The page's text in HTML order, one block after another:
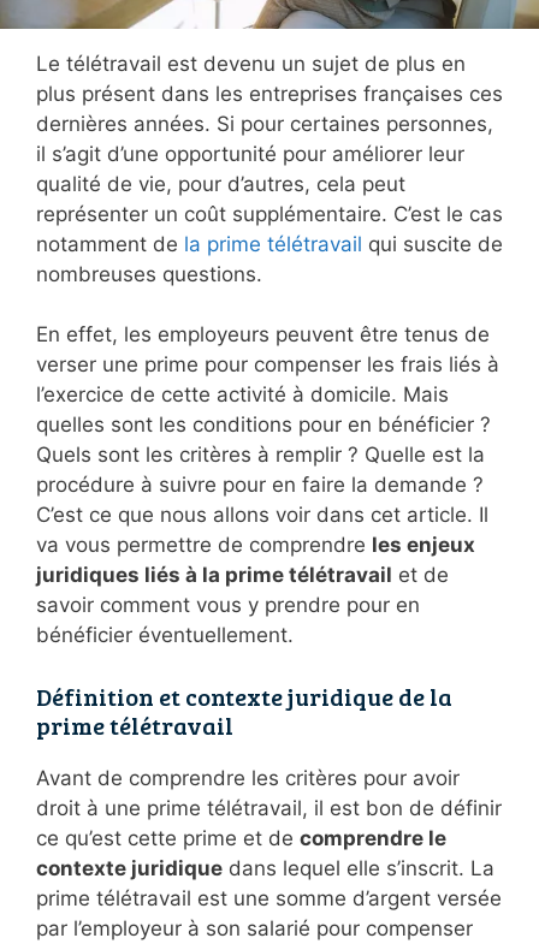
Le télétravail est devenu un sujet de plus en
plus présent dans les entreprises françaises ces
dernières années. Si pour certaines personnes,
il s’agit d’une opportunité pour améliorer leur
qualité de vie, pour d’autres, cela peut
représenter un coût supplémentaire. C’est le cas
notamment de la prime télétravail qui suscite de
nombreuses questions.
En effet, les employeurs peuvent être tenus de
verser une prime pour compenser les frais liés à
l’exercice de cette activité à domicile. Mais
quelles sont les conditions pour en bénéficier ?
Quels sont les critères à remplir ? Quelle est la
procédure à suivre pour en faire la demande ?
C’est ce que nous allons voir dans cet article. Il
va vous permettre de comprendre les enjeux
juridiques liés à la prime télétravail et de
savoir comment vous y prendre pour en
bénéficier éventuellement.
Définition et contexte juridique de la
prime télétravail
Avant de comprendre les critères pour avoir
droit à une prime télétravail, il est bon de définir
ce qu’est cette prime et de comprendre le
contexte juridique dans lequel elle s’inscrit. La
prime télétravail est une somme d’argent versée
par l’employeur à son salarié pour compenser